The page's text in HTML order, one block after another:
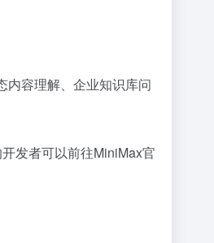
内容理解、企业知识库问
发者可以前往MiniMax官